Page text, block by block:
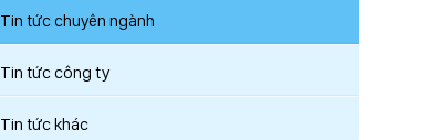
Tin tức chuyên ngành
Tin tức công ty
Tin tức khác